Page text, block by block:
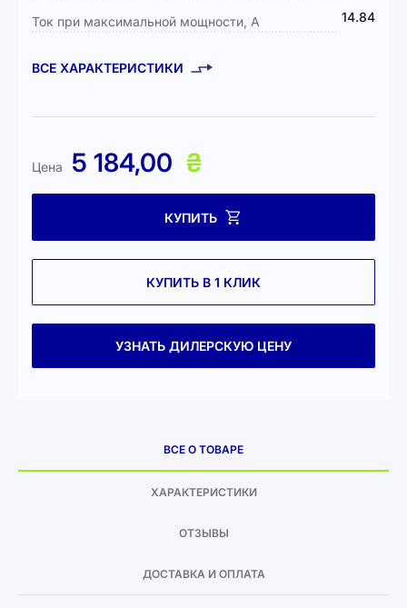
Ток при максимальной мощности, А 14.84
ВСЕ ХАРАКТЕРИСТИКИ
Цена 5 184,00 ₴
КУПИТЬ
КУПИТЬ В 1 КЛИК
УЗНАТЬ ДИЛЕРСКУЮ ЦЕНУ
ВСЕ О ТОВАРЕ
ХАРАКТЕРИСТИКИ
ОТЗЫВЫ
ДОСТАВКА И ОПЛАТА